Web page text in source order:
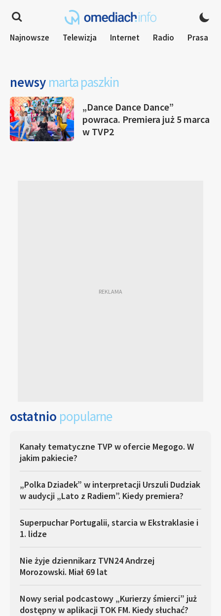
Najnowsze Telewizja Internet Radio Prasa
newsy marta paszkin
„Dance Dance Dance”
powraca. Premiera już 5 marca
w TVP2
ostatnio popularne
Kanały tematyczne TVP w ofercie Megogo. W
jakim pakiecie?
„Polka Dziadek” w interpretacji Urszuli Dudziak
w audycji „Lato z Radiem”. Kiedy premiera?
Superpuchar Portugalii, starcia w Ekstraklasie i
1. lidze
Nie żyje dziennikarz TVN24 Andrzej
Morozowski. Miał 69 lat
Nowy serial podcastowy „Kurierzy śmierci” już
dostępny w aplikacji TOK FM. Kiedy słuchać?